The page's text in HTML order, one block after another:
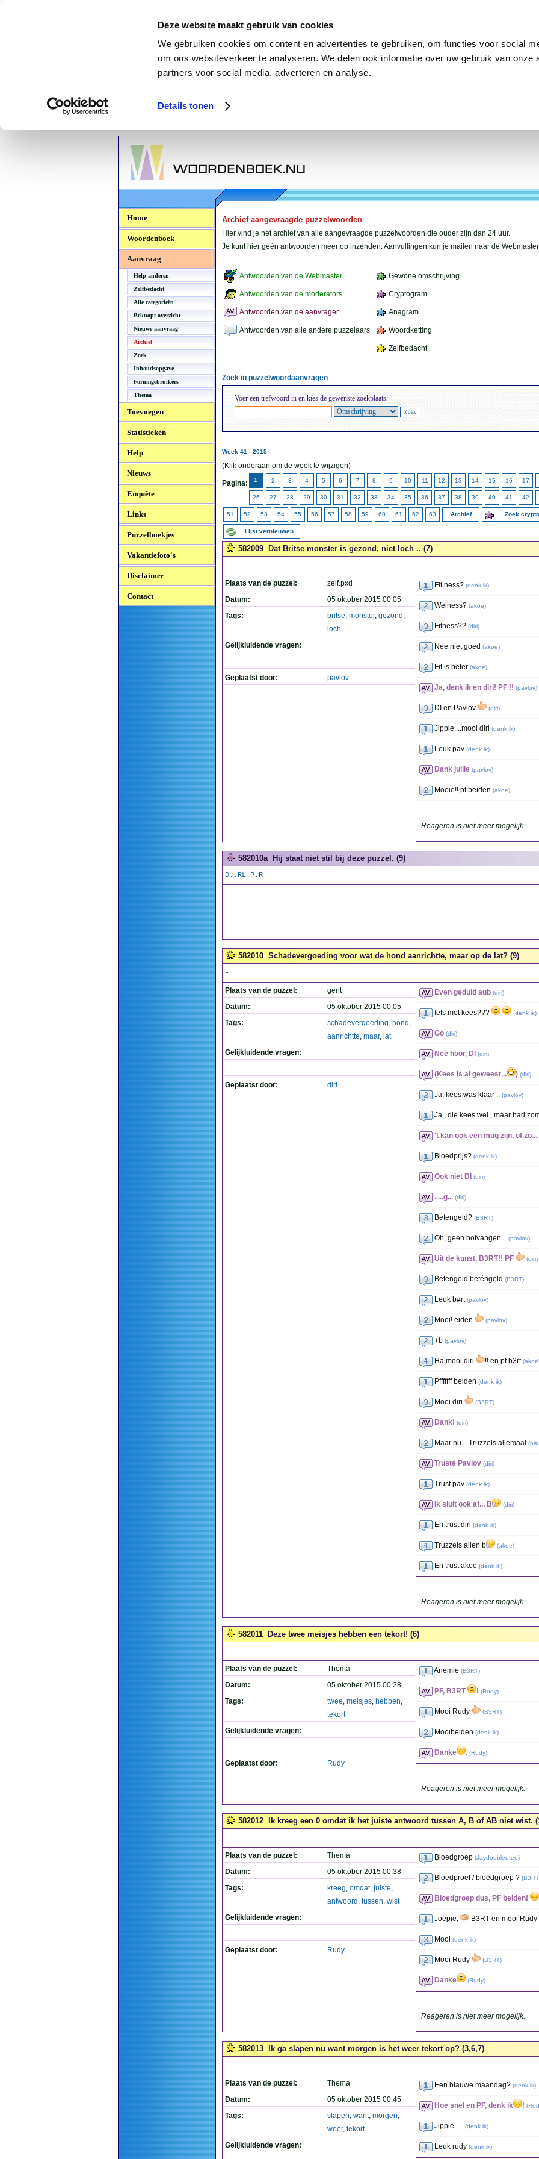
Deze website maakt gebruik van cookies
We gebruiken cookies om content en advertenties te gebruiken, om functies voor social
om ons websiteverkeer te analyseren. We delen ook informatie over uw gebruik van onze
partners voor social media, adverteren en analyse.
Details tonen
Woordenboek.NU
Home
Woordenboek
Aanvraag
Help anderen
Zelfbedacht
Alle categorieën
Beknopt overzicht
Nieuwe aanvraag
Archief
Zoek
Inhoudsopgave
Forumgebruikers
Thema
Toevoegen
Statistieken
Help
Nieuws
Enquête
Links
Puzzelboekjes
Vakantiefoto's
Disclaimer
Contact
Archief aangevraagde puzzelwoorden
Hier vind je het archief van alle aangevraagde puzzelwoorden die ouder zijn dan 24 uur.
Je kunt hier géén antwoorden meer op inzenden. Aanvullingen kun je mailen naar de
Antwoorden van de Webmaster Gewone omschrijving
Antwoorden van de moderators Cryptogram
Antwoorden van de aanvrager Anagram
Antwoorden van alle andere puzzelaars Woordketting
Zelfbedacht
Zoek in puzzelwoordaanvragen
Voer een trefwoord in en kies de gewenste zoekplaats:
Week 41 - 2015
(Klik onderaan om de week te wijzigen)
Pagina: 1 2 3 4 5 6 7 8 9 10 11 12 13 14 15 16 17
26 27 28 29 30 31 32 33 34 35 36 37 38 39 40 41 42
51 52 53 54 55 56 57 58 59 60 61 62 63 Archief Zoek
Lijst vernieuwen
582009 Dat Britse monster is gezond, niet loch .. (7)
Plaats van de puzzel:
zelf.pxd
Datum:
05 oktober 2015 00:05
Tags:
britse, monster, gezond ,
loch
Gelijkluidende vragen:
Geplaatst door: pavlov
Fit ness? (denk ik)
Welness? (akoe)
Fitness?? (diri)
Nee niet goed (akoe)
Fit is beter (akoe)
Ja, denk ik en diri! PF !! (pavlov)
DI en Pavlov (diri)
Jippie....mooi diri (denk ik)
Leuk pav (denk ik)
Dank jullie (pavlov)
Mooie!! pf beiden (akoe)
Reageren is niet meer mogelijk.
582010a Hij staat niet stil bij deze puzzel. (9)
D..RL.P.R
582010 Schadevergoeding voor wat de hond aanrichtte, maar op de lat? (9)
-
Plaats van de puzzel:
gent
Datum:
05 oktober 2015 00:05
Tags:
schadevergoeding, hond ,
aanrichtte, maar, lat
Gelijkluidende vragen:
Geplaatst door: diri
Even geduld aub (diri)
Iets met kees??? (denk ik)
Go (diri)
Nee hoor, DI (diri)
(Kees is al geweest... ) (diri)
Ja, kees was klaar .. (pavlov)
Ja , die kees wel , maar had
't kan ook een mug zijn, of zo...
Bloedprijs? (denk ik)
Ook niet DI (diri)
.....g... (diri)
Betengeld? (B3RT)
Oh, geen botvangen .. (pavlov)
Uit de kunst, B3RT!! PF (diri)
Bétengeld beténgeld (B3RT)
Leuk b#rt (pavlov)
Mooi! eiden (pavlov)
+b (pavlov)
Ha,mooi diri !! en pf b3rt (akoe
Pfffffff beiden (denk ik)
Mooi diri (B3RT)
Dank! (diri)
Maar nu .. Truzzels allemaal (
Truste Pavlov (diri)
Trust pav (denk ik)
Ik sluit ook af... B (diri)
En trust diri (denk ik)
Truzzels allen b (akoe)
En trust akoe (denk ik)
Reageren is niet meer mogelijk.
582011 Deze twee meisjes hebben een tekort! (6)
Plaats van de puzzel:
Thema
Datum:
05 oktober 2015 00:28
Tags:
twee, meisjes, hebben,
tekort
Gelijkluidende vragen:
Geplaatst door: Rudy
Anemie (B3RT)
PF, B3RT ! (Rudy)
Mooi Rudy (B3RT)
Mooibeiden (denk ik)
Danke . (Rudy)
Reageren is niet meer mogelijk.
582012 Ik kreeg een 0 omdat ik het juiste antwoord tussen A, B of AB niet wist.
Plaats van de puzzel:
Thema
Datum:
05 oktober 2015 00:38
Tags:
kreeg, omdat, juiste,
antwoord , tussen, wist
Gelijkluidende vragen:
Geplaatst door: Rudy
Bloedgroep (Jaydoubleutee)
Bloedproef / bloedgroep ? (B3RT
Bloedgroep dus, PF beiden!
Joepie, B3RT en mooi Rudy
Mooi (denk ik)
Mooi Rudy (B3RT)
Danke (Rudy)
Reageren is niet meer mogelijk.
582013 Ik ga slapen nu want morgen is het weer tekort op? (3,6,7)
Plaats van de puzzel:
Thema
Datum:
05 oktober 2015 00:45
Tags:
slapen, want, morgen,
weer, tekort
Gelijkluidende vragen:
Een blauwe maandag? (denk ik)
Hoe snel en PF, denk ik ! (
Jippie..... (denk ik)
Leuk rudy (denk ik)